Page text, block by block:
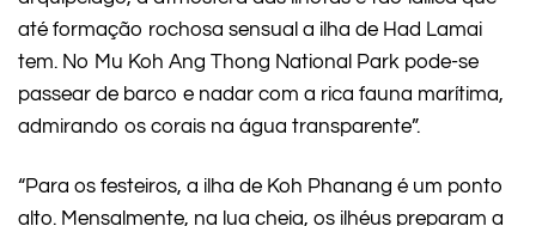
até formação rochosa sensual a ilha de Had Lamai
tem. No Mu Koh Ang Thong National Park pode-se
passear de barco e nadar com a rica fauna marítima,
admirando os corais na água transparente”.
“Para os festeiros, a ilha de Koh Phanang é um ponto
alto. Mensalmente, na lua cheia, os ilhéus preparam a